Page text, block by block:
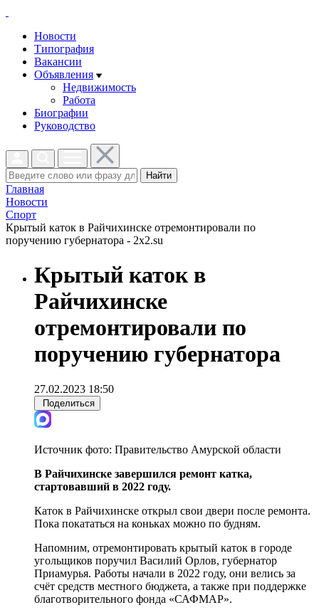
Новости
Типография
Вакансии
Объявления
Недвижимость
Работа
Биографии
Руководство
Найти
Главная
Новости
Спорт
Крытый каток в Райчихинске отремонтировали по
поручению губернатора - 2x2.su
Крытый каток в
Райчихинске
отремонтировали по
поручению губернатора
27.02.2023 18:50
Поделиться
Источник фото: Правительство Амурской области
В Райчихинске завершился ремонт катка,
стартовавший в 2022 году.
Каток в Райчихинске открыл свои двери после ремонта.
Пока покататься на коньках можно по будням.
Напомним, отремонтировать крытый каток в городе
угольщиков поручил Василий Орлов, губернатор
Приамурья. Работы начали в 2022 году, они велись за
счёт средств местного бюджета, а также при поддержке
благотворительного фонда «САФМАР».